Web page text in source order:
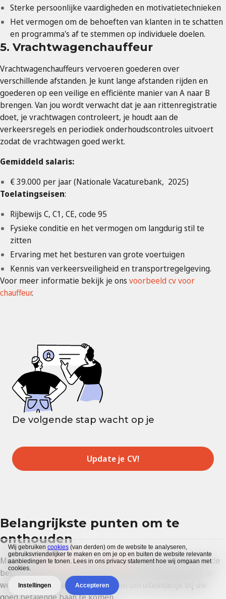
Wij gebruiken cookies (van derden) om de website te analyseren,
gebruiksvriendelijker te maken en om je op en buiten de website relevante
aanbiedingen te tonen. Lees in ons privacy statement hoe wij omgaan met
cookies.
Instellingen Accepteren
Sterke persoonlijke vaardigheden en motivatietechnieken
Het vermogen om de behoeften van klanten in te schatten
en programma's af te stemmen op individuele doelen.
5. Vrachtwagenchauffeur
Vrachtwagenchauffeurs vervoeren goederen over
verschillende afstanden. Je kunt lange afstanden rijden en
goederen op een veilige en efficiënte manier van A naar B
brengen. Van jou wordt verwacht dat je aan rittenregistratie
doet, je vrachtwagen controleert, je houdt aan de
verkeersregels en periodiek onderhoudscontroles uitvoert
zodat de vrachtwagen goed werkt.
Gemiddeld salaris:
€ 39.000 per jaar (Nationale Vacaturebank, 2025)
Toelatingseisen:
Rijbewijs C, C1, CE, code 95
Fysieke conditie en het vermogen om langdurig stil te
zitten
Ervaring met het besturen van grote voertuigen
Kennis van verkeersveiligheid en transportregelgeving.
Voor meer informatie bekijk je ons voorbeeld cv voor
chauffeur.
De volgende stap wacht op je
Update je CV!
Belangrijkste punten om te
onthouden
Met onzevoorbeeld cv’senCVMakersolliciteer je snel op de
bestbetaalde banen. Met de informatie in dit artikel kun je
weloverwogen beslissingen nemen om uiteindelijk bij die